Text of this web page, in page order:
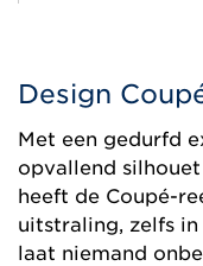
Design
Met een gedurfd
opvallend
heeft de Coupé-
uitstraling, zelfs
laat niemand